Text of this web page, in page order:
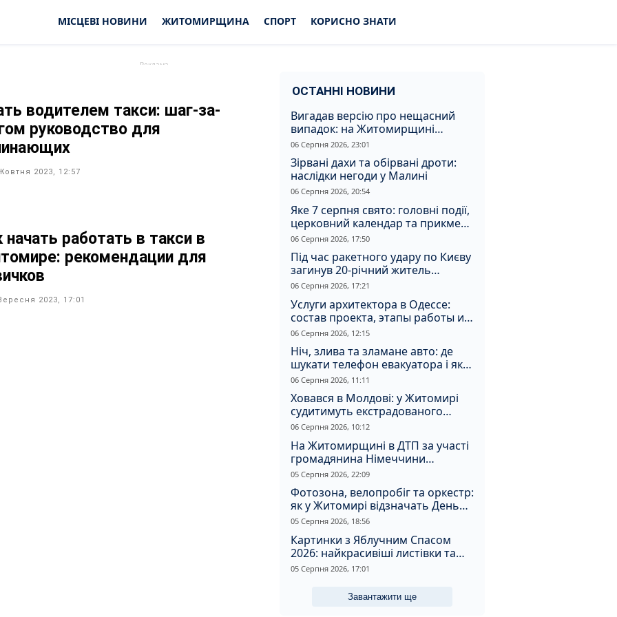
МІСЦЕВІ НОВИНИ ЖИТОМИРЩИНА СПОРТ КОРИСНО ЗНАТИ
водителем такси: шаг-за-
руководство для
2023, 12:57
начать работать в такси в
рекомендации для
2023, 17:01
ОСТАННІ НОВИНИ
Вигадав версію про нещасний
випадок: на Житомирщині
судитимуть чоловіка за вбивство
співмешканки
06 Серпня 2026, 23:01
Зірвані дахи та обірвані дроти:
наслідки негоди у Малині
06 Серпня 2026, 20:54
Яке 7 серпня свято: головні події,
церковний календар та прикмети
дня
06 Серпня 2026, 17:50
Під час ракетного удару по Києву
загинув 20-річний житель
Житомирщини
06 Серпня 2026, 17:21
Услуги архитектора в Одессе:
состав проекта, этапы работы и
стоимость
06 Серпня 2026, 12:15
Ніч, злива та зламане авто: де
шукати телефон евакуатора і як
не натрапити на аферистів
06 Серпня 2026, 11:11
Ховався в Молдові: у Житомирі
судитимуть екстрадованого
іноземця за сурогатний спирт і
06 Серпня 2026, 10:12
На Житомирщині в ДТП за участі
громадянина Німеччини
постраждали двоє людей
05 Серпня 2026, 22:09
Фотозона, велопробіг та оркестр:
як у Житомирі відзначать День
Прапора та День Незалежності
05 Серпня 2026, 18:56
Картинки з Яблучним Спасом
2026: найкрасивіші листівки та
щирі привітання зі святом
05 Серпня 2026, 17:01
Завантажити ще